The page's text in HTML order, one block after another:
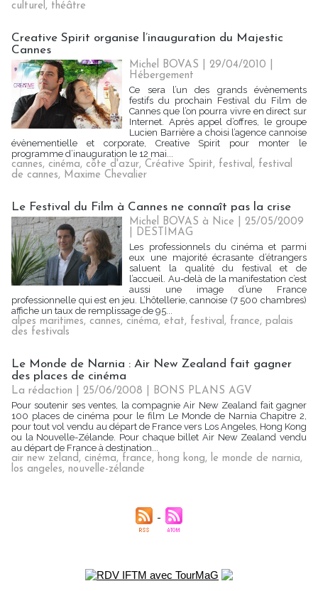
culturel, théâtre
Creative Spirit organise l’inauguration du Majestic
Cannes
Michel BOVAS | 29/04/2010
Hébergement
Ce sera l’un des grands évènements
festifs du prochain Festival du Film de
Cannes que l’on pourra vivre en direct sur
Internet. Après appel d’offres, le groupe
Lucien Barrière a choisi l’agence cannoise
évènementielle et corporate, Creative Spirit pour monter le
programme d’inauguration le 12 mai...
cannes, cinéma, côte d'azur, Créative Spirit, festival, festival
de cannes, Maxime Chevalier
Le Festival du Film à Cannes ne connaît pas la crise
Michel BOVAS à Nice | 25/05/2009
DESTIMAG
Les professionnels du cinéma et parmi
eux une majorité écrasante d’étrangers
saluent la qualité du festival et de
l’accueil. Au-delà de la manifestation c’est
aussi une image d’une France
professionnelle qui est en jeu. L’hôtellerie, cannoise (7 500 chambres)
affiche un taux de remplissage de 95...
alpes maritimes, cannes, cinéma, etat, festival, france, palais
des festivals
Le Monde de Narnia : Air New Zealand fait gagner
des places de cinéma
La rédaction | 25/06/2008
BONS PLANS AGV
Pour soutenir ses ventes, la compagnie Air New Zealand fait gagner
100 places de cinéma pour le film Le Monde de Narnia Chapitre 2,
pour tout vol vendu au départ de France vers Los Angeles, Hong Kong
ou la Nouvelle-Zélande. Pour chaque billet Air New Zealand vendu
au départ de France à destination...
air new zeland, cinéma, france, hong kong, le monde de narnia,
los angeles, nouvelle-zélande